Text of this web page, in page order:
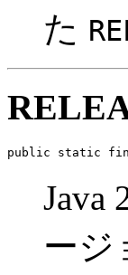
た
public static
Java
ージ